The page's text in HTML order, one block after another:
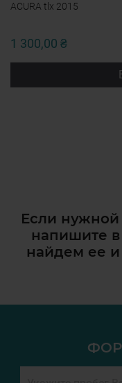
ACURA tlx 2015
1 300,00 ₴
Если нужной
напишите
найдем ее